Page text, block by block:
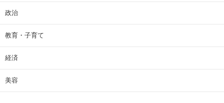
政治
教育・子育て
経済
美容